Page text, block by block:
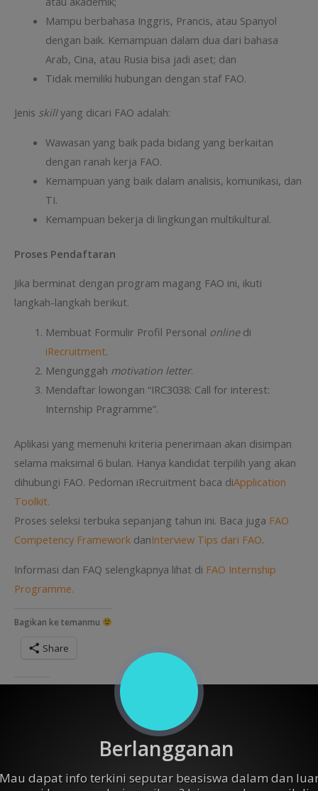
Mampu berbahasa Inggris, Prancis, atau Spanyol
dengan baik. Kemampuan dalam dua dari bahasa
Arab, Cina, atau Rusia bisa jadi aset; dan
Tidak memiliki hubungan dengan staf FAO.
Jenis skillyang dicari FAO adalah:
Wawasan yang baik pada bidang yang berkaitan
dengan ranah kerja FAO.
Kemampuan yang baik dalam analisis, komunikasi, dan
TI.
Kemampuan bekerja di lingkungan multikultural.
Proses Pendaftaran
Jika berminat dengan program magang FAO ini, ikuti
langkah-langkah berikut.
Membuat Formulir Profil Personal online di
iRecruitment.
Mengunggah motivation letter.
Mendaftar lowongan “IRC3038: Call for interest:
Internship Pragramme”.
Aplikasi yang memenuhi kriteria penerimaan akan disimpan
selama maksimal 6 bulan. Hanya kandidat terpilih yang akan
dihubungi FAO. Pedoman iRecruitment baca diApplication
Toolkit.
Proses seleksi terbuka sepanjang tahun ini. Baca juga FAO
Competency Framework danInterview Tips dari FAO.
Informasi dan FAQ selengkapnya lihat di FAO Internship
Programme.
Bagikan ke temanmu
Share
Related
Berlangganan
dapat info terkini seputar beasiswa dalam dan